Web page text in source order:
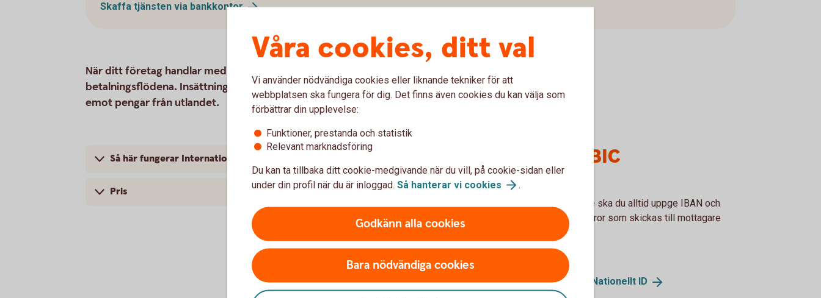
Skaffa tjänsten via bankkontor
När ditt företag handlar med utlandet är det viktigt att känna sig trygg med
betalningsflödena. Insättningar direkt på kontot är det snabbaste och säkraste sättet att ta
emot pengar från utlandet.
Så här fungerar Internationella betalningar
Pris
IBAN - BIC
Som företagare ska du alltid uppge IBAN och
BIC på de fakturor som skickas till mottagare
inom EU/EES.
IBAN och BIC/Nationellt ID
Våra cookies, ditt val
Vi använder nödvändiga cookies eller liknande tekniker för att
webbplatsen ska fungera för dig. Det finns även cookies du kan välja som
förbättrar din upplevelse:
Funktioner, prestanda och statistik
Relevant marknadsföring
Du kan ta tillbaka ditt cookie-medgivande när du vill, på cookie-sidan eller
under din profil när du är inloggad. Så hanterar vi cookies .
Godkänn alla cookies
Bara nödvändiga cookies